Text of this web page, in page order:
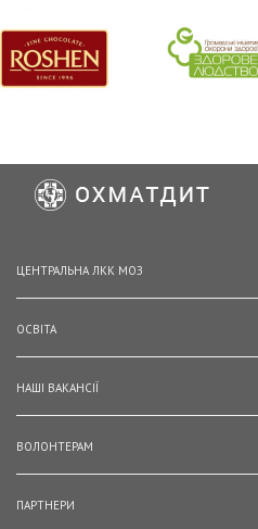
ЦЕНТРАЛЬНА ЛКК МОЗ
ОСВІТА
НАШІ ВАКАНСІЇ
ВОЛОНТЕРАМ
ПАРТНЕРИ